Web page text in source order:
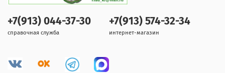
+7(913) 044-37-30
справочная служба
+7(913) 574-32-34
интернет-магазин